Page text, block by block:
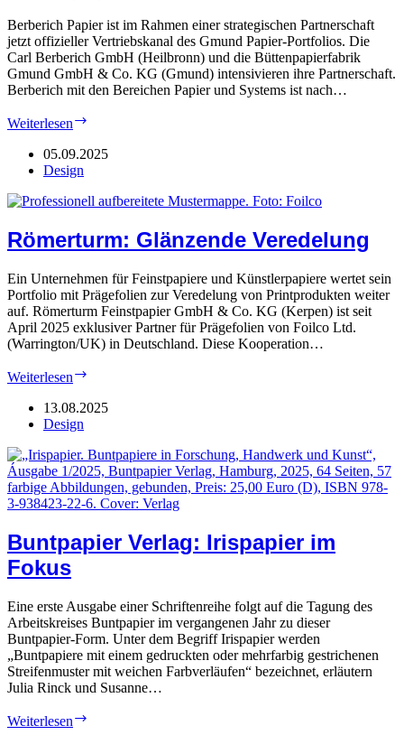
Berberich Papier ist im Rahmen einer strategischen Partnerschaft
jetzt offizieller Vertriebskanal des Gmund Papier-Portfolios. Die
Carl Berberich GmbH (Heilbronn) und die Büttenpapierfabrik
Gmund GmbH & Co. KG (Gmund) intensivieren ihre Partnerschaft.
Berberich mit den Bereichen Papier und Systems ist nach…
Weiterlesen
für
05.09.2025
Design
Römerturm: Glänzende Veredelung
Ein Unternehmen für Feinstpapiere und Künstlerpapiere wertet sein
Portfolio mit Prägefolien zur Veredelung von Printprodukten weiter
auf. Römerturm Feinstpapier GmbH & Co. KG (Kerpen) ist seit
April 2025 exklusiver Partner für Prägefolien von Foilco Ltd.
(Warrington/UK) in Deutschland. Diese Kooperation…
Weiterlesen
Veredelung
13.08.2025
Design
Buntpapier Verlag: Irispapier im
Fokus
Eine erste Ausgabe einer Schriftenreihe folgt auf die Tagung des
Arbeitskreises Buntpapier im vergangenen Jahr zu dieser
Buntpapier-Form. Unter dem Begriff Irispapier werden
„Buntpapiere mit einem gedruckten oder mehrfarbig gestrichenen
Streifenmuster mit weichen Farbverläufen“ bezeichnet, erläutern
Julia Rinck und Susanne…
Weiterlesen